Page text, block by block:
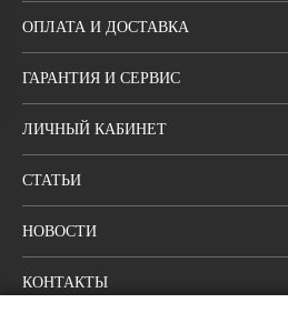
ОПЛАТА И ДОСТАВКА
ГАРАНТИЯ И СЕРВИС
ЛИЧНЫЙ КАБИНЕТ
СТАТЬИ
НОВОСТИ
КОНТАКТЫ